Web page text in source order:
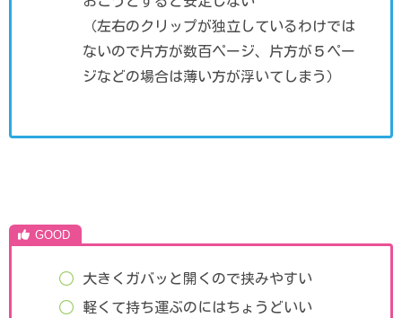
（左右のクリップが独立しているわけでは
ないので片方が数百ページ、片方が５ペー
ジなどの場合は薄い方が浮いてしまう）
大きくガバッと開くので挟みやすい
軽くて持ち運ぶのにはちょうどいい